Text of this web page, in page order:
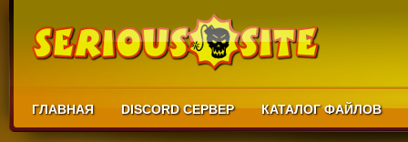
ГЛАВНАЯ DISCORD СЕРВЕР КАТАЛОГ ФАЙЛОВ